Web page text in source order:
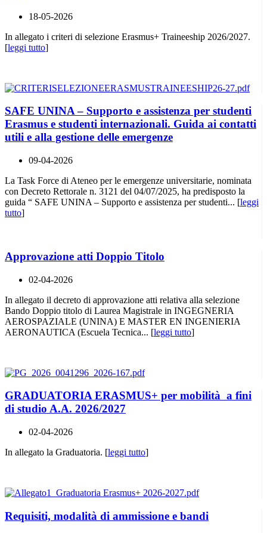
18-05-2026
In allegato i criteri di selezione Erasmus+ Traineeship 2026/2027.
[leggi tutto]
SAFE UNINA – Supporto e assistenza per studenti
Erasmus e studenti internazionali. Guida ai contatti
utili e alla gestione delle emergenze
09-04-2026
La Task Force di Ateneo per le emergenze universitarie, nominata
con Decreto Rettorale n. 3121 del 04/07/2025, ha predisposto la
guida “ SAFE UNINA – Supporto e assistenza per studenti... [leggi
tutto]
Approvazione atti Doppio Titolo
02-04-2026
In allegato il decreto di approvazione atti relativa alla selezione
Bando Doppio titolo di Laurea Magistrale in INGEGNERIA
AEROSPAZIALE (UNINA) E MASTER EN INGENIERIA
AERONAUTICA (Escuela Tecnica... [leggi tutto]
GRADUATORIA ERASMUS+ per mobilità a fini
di studio A.A. 2026/2027
02-04-2026
In allegato la Graduatoria. [leggi tutto]
Requisiti, modalità di ammissione e bandi